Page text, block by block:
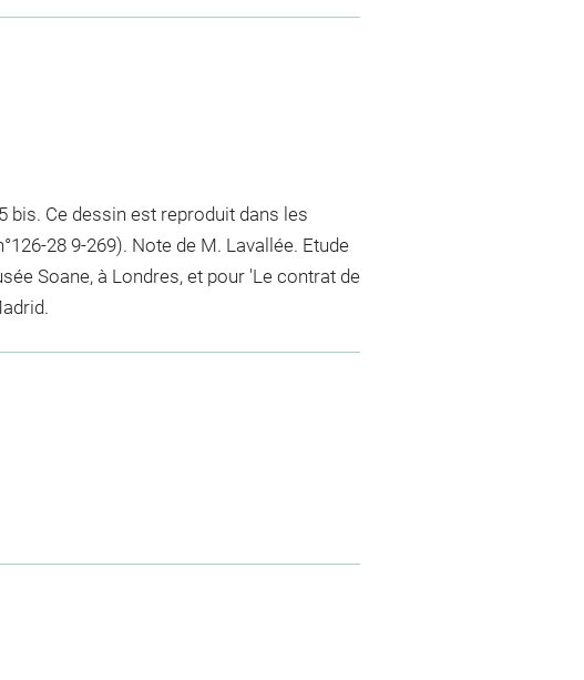
bis. Ce dessin est reproduit dans les
28 9-269). Note de M. Lavallée. Etude
Soane, à Londres, et pour 'Le contrat de